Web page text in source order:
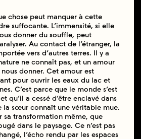
chose peut manquer à cette
suffocante. L’immensité, si elle
donner du souffle, peut
Au contact de l’étranger, la
vers d’autres terres. Il y a
ne connaît pas, et un amour
donner. Cet amour est
pour ouvrir les eaux du lac et
C’est parce que le monde s’est
qu’il a cessé d’être enclavé dans
la sœur connaît une véritable mue.
sa transformation même, que
dans le paysage. Ce n’est pas
l’écho rendu par les espaces